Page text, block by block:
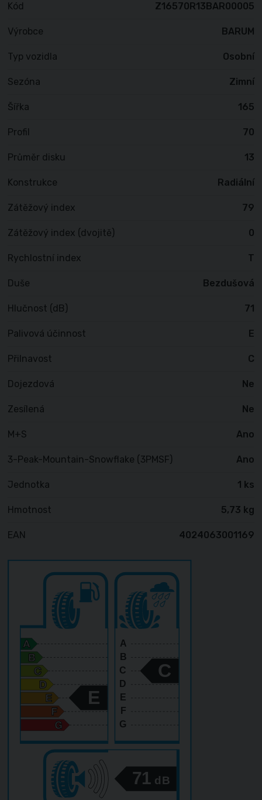
Kód Z16570R13BAR00005
Výrobce BARUM
Typ vozidla Osobní
Sezóna Zimní
Šířka 165
Profil 70
Průměr disku 13
Konstrukce Radiální
Zátěžový index 79
Zátěžový index (dvojitě) 0
Rychlostní index T
Duše Bezdušová
Hlučnost (dB) 71
Palivová účinnost E
Přilnavost C
Dojezdová Ne
Zesílená Ne
M+S Ano
3-Peak-Mountain-Snowflake (3PMSF) Ano
Jednotka 1 ks
Hmotnost 5,73 kg
EAN 4024063001169
A
B
C
D
E
F
G
71 dB
E
C